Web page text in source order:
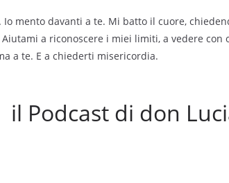
Io mento davanti a te. Mi batto il cuore,
a riconoscere i miei limiti, a vedere con
a te. E a chiederti misericordia.
il Podcast di don